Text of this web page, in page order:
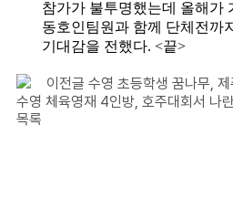
참가가 불투명했는데 올해가
동호인팀원과 함께 단체전까
기대감을 전했다. <끝>
이전글 수영 초등학생 꿈나무,
수영 체육영재 4인방, 호주대회서 나
목록